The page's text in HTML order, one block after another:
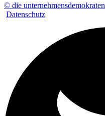
© die unternehmensdemokraten
Datenschutz